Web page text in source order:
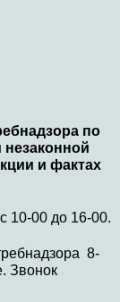
по
и фактах
10-00 до 16-00.
8-
Звонок